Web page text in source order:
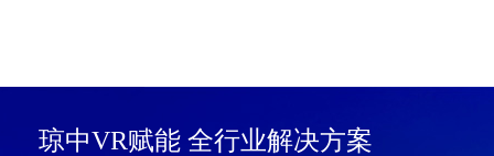
琼中VR赋能 全行业解决方案